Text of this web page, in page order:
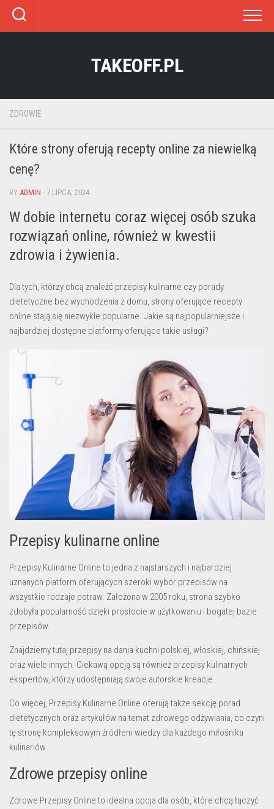
Skip
content
TAKEOFF.PL
ZDROWIE
Które strony oferują recepty online za niewielką
cenę?
BY ADMIN · 7 LIPCA, 2024
W dobie internetu coraz więcej osób szuka
rozwiązań online, również w kwestii
zdrowia i żywienia.
Dla tych, którzy chcą znaleźć przepisy kulinarne czy porady
dietetyczne bez wychodzenia z domu, strony oferujące recepty
online stają się niezwykle popularne. Jakie są najpopularniejsze i
najbardziej dostępne platformy oferujące takie usługi?
Przepisy kulinarne online
Przepisy Kulinarne Online to jedna z najstarszych i najbardziej
uznanych platform oferujących szeroki wybór przepisów na
wszystkie rodzaje potraw. Założona w 2005 roku, strona szybko
zdobyła popularność dzięki prostocie w użytkowaniu i bogatej bazie
przepisów.
Znajdziemy tutaj przepisy na dania kuchni polskiej, włoskiej, chińskiej
oraz wiele innych. Ciekawą opcją są również przepisy kulinarnych
ekspertów, którzy udostępniają swoje autorskie kreacje.
Co więcej, Przepisy Kulinarne Online oferują także sekcję porad
dietetycznych oraz artykułów na temat zdrowego odżywiania, co czyni
tę stronę kompleksowym źródłem wiedzy dla każdego miłośnika
kulinariów.
Zdrowe przepisy online
Zdrowe Przepisy Online to idealna opcja dla osób, które chcą łączyć